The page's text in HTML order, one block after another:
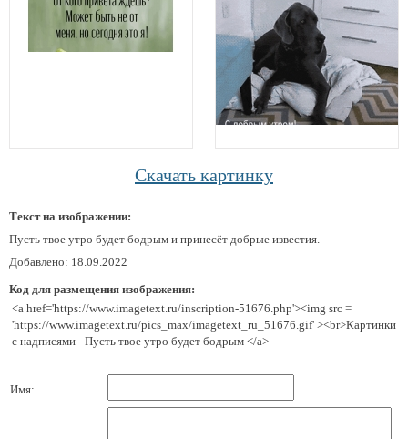
Скачать картинку
Текст на изображении:
Пусть твое утро будет бодрым и принесёт добрые известия.
Добавлено: 18.09.2022
Код для размещения изображения:
<a href='https://www.imagetext.ru/inscription-51676.php'><img src =
'https://www.imagetext.ru/pics_max/imagetext_ru_51676.gif' ><br>Картинки
с надписями - Пусть твое утро будет бодрым </a>
Имя: